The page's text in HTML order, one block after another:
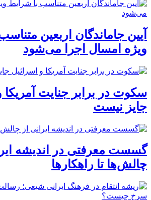
آیین جاماندگان اربعین
ویژه امسال اجرا می‌شود
سکوت در برابر جنایت آمریکا
جایز نیست
گسست معرفتی در اندیشه
چالش‌ها تا راهکارها